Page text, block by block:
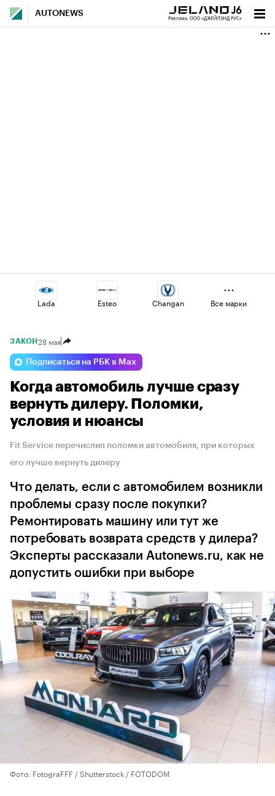
AUTONEWS
Lada Esteo Changan
Omoda
Haval Volga Geely
Все марки
ЗАКОН 28 мая
Подписаться на РБК в Max
Когда автомобиль лучше сразу
вернуть дилеру. Поломки,
условия и нюансы
Fit Service перечислил поломки автомобиля, при которых
его лучше вернуть дилеру
Что делать, если с автомобилем возникли
проблемы сразу после покупки?
Ремонтировать машину или тут же
потребовать возврата средств у дилера?
Эксперты рассказали Autonews.ru, как не
допустить ошибки при выборе
Фото: FotograFFF / Shutterstock / FOTODOM